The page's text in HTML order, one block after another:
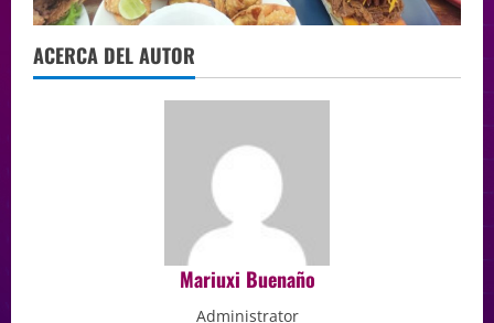
ACERCA DEL AUTOR
Mariuxi Buenaño
Administrator